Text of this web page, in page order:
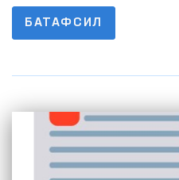
қарздорлик
БАТАФСИЛ